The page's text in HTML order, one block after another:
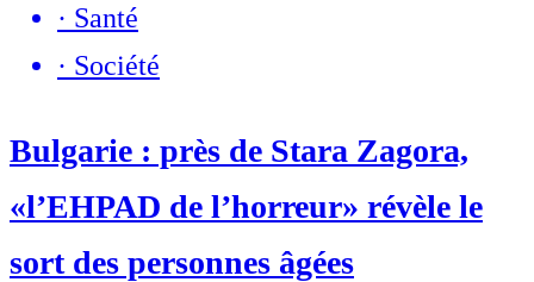
· Santé
· Société
Bulgarie : près de Stara Zagora,
«l’EHPAD de l’horreur» révèle le
sort des personnes âgées